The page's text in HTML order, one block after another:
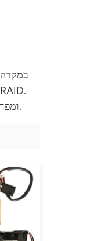
הוא מוסיף שכבת הגנה נוספת למערך ה-RAID ומפחית את הסיכון לאובדן נתונים או השחתה עקב הפסקות חשמל.